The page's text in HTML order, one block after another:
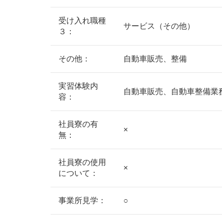
受け入れ職種
３：
サービス（その他）
その他： 自動車販売、整備
実習体験内
容：
自動車販売、自動車整備業
社員寮の有
無：
×
社員寮の使用
について：
×
事業所見学： ○